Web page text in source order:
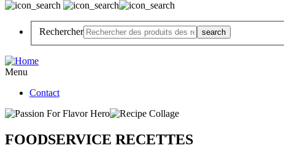
Rechercher
Menu
Contact
FOODSERVICE RECETTES